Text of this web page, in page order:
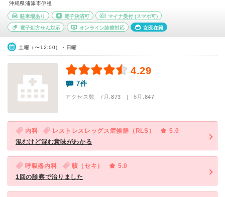
沖縄県浦添市伊祖
駐車場あり 電子決済可 マイナ受付 (スマホ可)
電子処方せん対応 オンライン診療対応 女医在籍
土曜（〜12:00）・日曜
4.29
7件
アクセス数 7月:873 | 6月:847
内科 レストレスレッグス症候群（RLS）
5.0
混むけど混む意味がわかる
呼吸器内科 咳（セキ）
5.0
1回の診察で治りました